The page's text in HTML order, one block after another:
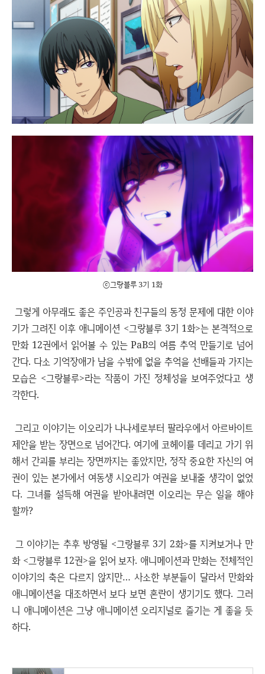
ⓒ그랑블루 3기 1화
그렇게 아무래도 좋은 주인공과 친구들의 동정 문제에 대한 이야
기가 그려진 이후 애니메이션 <그랑블루 3기 1화>는 본격적으로
만화 12권에서 읽어볼 수 있는 PaB의 여름 추억 만들기로 넘어
간다. 다소 기억장애가 남을 수밖에 없을 추억을 선배들과 가지는
모습은 <그랑블루>라는 작품이 가진 정체성을 보여주었다고 생
각한다.
그리고 이야기는 이오리가 나나세로부터 팔라우에서 아르바이트
제안을 받는 장면으로 넘어간다. 여기에 코헤이를 데리고 가기 위
해서 간괴를 부리는 장면까지는 좋았지만, 정작 중요한 자신의 여
권이 있는 본가에서 여동생 시오리가 여권을 보내줄 생각이 없었
다. 그녀를 설득해 여권을 받아내려면 이오리는 무슨 일을 해야
할까?
그 이야기는 추후 방영될 <그랑블루 3기 2화>를 지켜보거나 만
화 <그랑블루 12권>을 읽어 보자. 애니메이션과 만화는 전체적인
이야기의 축은 다르지 않지만… 사소한 부분들이 달라서 만화와
애니메이션을 대조하면서 보다 보면 혼란이 생기기도 했다. 그러
니 애니메이션은 그냥 애니메이션 오리지널로 즐기는 게 좋을 듯
하다.